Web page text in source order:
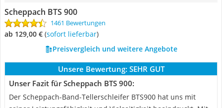
Scheppach BTS 900
1461 Bewertungen
ab 129,00 € ( Sofort lieferbar)
Preisvergleich und weitere Angebote
Unsere Bewertung: SEHR GUT
Unser Fazit für Scheppach BTS 900:
Der Scheppach-Band-Tellerschleifer BTS900 hat uns mit